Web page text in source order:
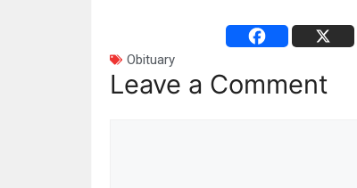
Obituary
Leave a Comment